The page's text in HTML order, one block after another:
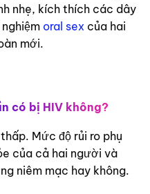
nhẹ, kích thích các dây
oral sex của hai
mới.
có bị HIV không?
Mức độ rủi ro phụ
của cả hai người và
niêm mạc hay không.